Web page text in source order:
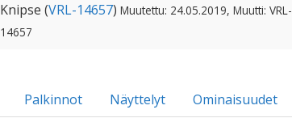
Knipse (VRL-14657) Muutettu: 24.05.2019, Muutti: VRL-
14657
Palkinnot Näyttelyt Ominaisuudet